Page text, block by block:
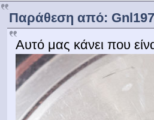
Παράθεση από:
Αυτό μας κάνει που